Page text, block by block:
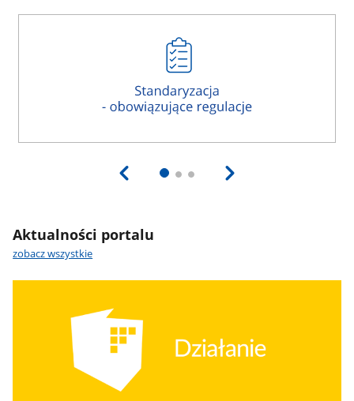
Aktualności portalu
zobacz wszystkie